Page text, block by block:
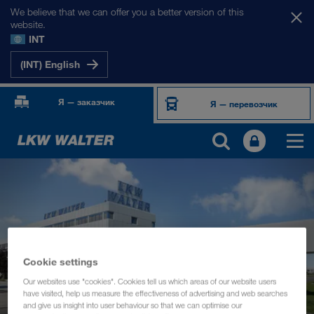
We believe that we can offer you a better version of this
website.
INT
(INT) English
Я — заказчик Я — перевозчик
Cookie settings
Our websites use "cookies". Cookies tell us which areas of our website users
have visited, help us measure the effectiveness of advertising and web searches
and give us insight into user behaviour so that we can optimise our